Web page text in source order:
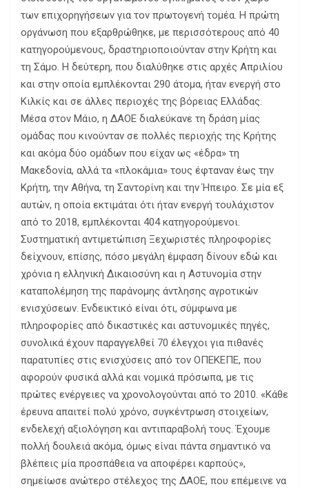
των επιχορηγήσεων για τον πρωτογενή τομέα. Η πρώτη
οργάνωση που εξαρθρώθηκε, με περισσότερους από 40
κατηγορούμενους, δραστηριοποιούνταν στην Κρήτη και
τη Σάμο. Η δεύτερη, που διαλύθηκε στις αρχές Απριλίου
και στην οποία εμπλέκονται 290 άτομα, ήταν ενεργή στο
Κιλκίς και σε άλλες περιοχές της βόρειας Ελλάδας.
Μέσα στον Μάιο, η ΔΑΟΕ διαλεύκανε τη δράση μίας
ομάδας που κινούνταν σε πολλές περιοχής της Κρήτης
και ακόμα δύο ομάδων που είχαν ως «έδρα» τη
Μακεδονία, αλλά τα «πλοκάμια» τους έφταναν έως την
Κρήτη, την Αθήνα, τη Σαντορίνη και την Ήπειρο. Σε μία εξ
αυτών, η οποία εκτιμάται ότι ήταν ενεργή τουλάχιστον
από το 2018, εμπλέκονται 404 κατηγορούμενοι.
Συστηματική αντιμετώπιση Ξεχωριστές πληροφορίες
δείχνουν, επίσης, πόσο μεγάλη έμφαση δίνουν εδώ και
χρόνια η ελληνική Δικαιοσύνη και η Αστυνομία στην
καταπολέμηση της παράνομης άντλησης αγροτικών
ενισχύσεων. Ενδεικτικό είναι ότι, σύμφωνα με
πληροφορίες από δικαστικές και αστυνομικές πηγές,
συνολικά έχουν παραγγελθεί 70 έλεγχοι για πιθανές
παρατυπίες στις ενισχύσεις από τον ΟΠΕΚΕΠΕ, που
αφορούν φυσικά αλλά και νομικά πρόσωπα, με τις
πρώτες ενέργειες να χρονολογούνται από το 2010. «Κάθε
έρευνα απαιτεί πολύ χρόνο, συγκέντρωση στοιχείων,
ενδελεχή αξιολόγηση και αντιπαραβολή τους. Έχουμε
πολλή δουλειά ακόμα, όμως είναι πάντα σημαντικό να
βλέπεις μία προσπάθεια να αποφέρει καρπούς»,
σημείωσε ανώτερο στέλεχος της ΔΑΟΕ, που επέμεινε να